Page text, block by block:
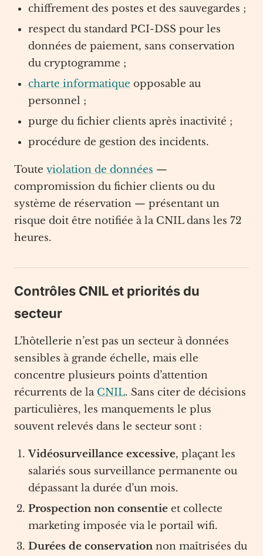
chiffrement des postes et des sauvegardes ;
respect du standard PCI-DSS pour les
données de paiement, sans conservation
du cryptogramme ;
charte informatique opposable au
personnel ;
purge du fichier clients après inactivité ;
procédure de gestion des incidents.
Toute violation de données —
compromission du fichier clients ou du
système de réservation — présentant un
risque doit être notifiée à la CNIL dans les 72
heures.
Contrôles CNIL et priorités du
secteur
L’hôtellerie n’est pas un secteur à données
sensibles à grande échelle, mais elle
concentre plusieurs points d’attention
récurrents de la CNIL. Sans citer de décisions
particulières, les manquements le plus
souvent relevés dans le secteur sont :
Vidéosurveillance excessive, plaçant les
salariés sous surveillance permanente ou
dépassant la durée d’un mois.
Prospection non consentie et collecte
marketing imposée via le portail wifi.
Durées de conservation non maîtrisées du